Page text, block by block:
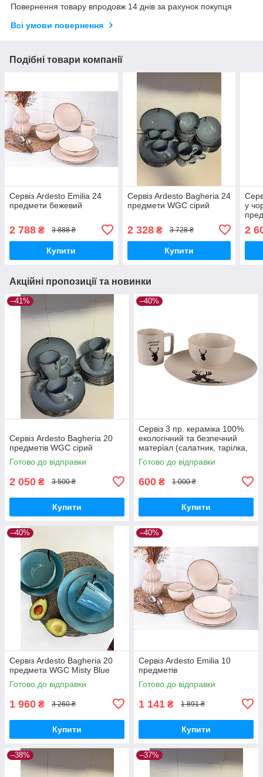
Повернення товару впродовж 14 днів за рахунок покупця
Всі умови повернення
Подібні товари компанії
Сервіз Ardesto Emilia 24
предмети бежевий
2 788 ₴ 3 888 ₴
Купити
Сервіз Ardesto Bagheria 24
предмети WGC сірий
2 328₴ 3 728 ₴
Купити
у
2
Акційні пропозиції та новинки
–41%
Сервіз Ardesto Bagheria 20
предметів WGC сірий
Готово до відправки
2 050 ₴ 3 500 ₴
Купити
–40%
Сервіз 3 пр. кераміка 100%
екологічний та безпечний
матеріал (салатник, тарілка,
кухоль) Limited Edition
Готово до відправки
600 ₴ 1 000 ₴
Купити
–40%
Сервіз Ardesto Bagheria 20
предмета WGC Misty Blue
Готово до відправки
1 960 ₴ 3 260 ₴
Купити
–40%
Сервіз Ardesto Emilia 10
предметів
Готово до відправки
1 141 ₴ 1 891 ₴
Купити
–38% –37%